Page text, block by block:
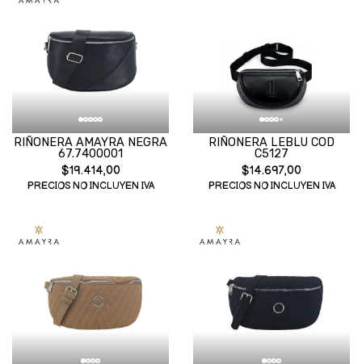
RIÑONERA AMAYRA NEGRA
67.7400001
$19.414,00
PRECIOS NO INCLUYEN IVA
RIÑONERA LEBLU COD
C5127
$14.697,00
PRECIOS NO INCLUYEN IVA